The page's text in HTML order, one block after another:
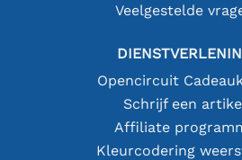
Veelgestelde
Opencircuit
Schrijf een
Affiliate
Kleurcodering